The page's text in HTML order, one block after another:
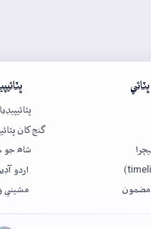
مضمون
گنج کان
شاھ
اردو
مشيني